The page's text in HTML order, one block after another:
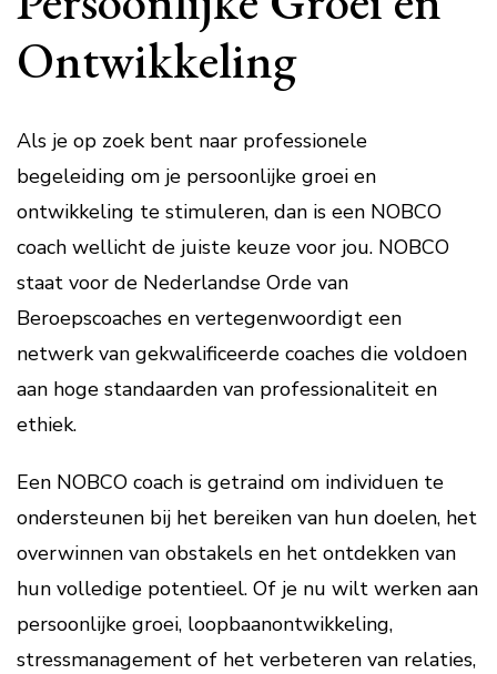
Ontwikkeling
Als je op zoek bent naar professionele
begeleiding om je persoonlijke groei en
ontwikkeling te stimuleren, dan is een NOBCO
coach wellicht de juiste keuze voor jou. NOBCO
staat voor de Nederlandse Orde van
Beroepscoaches en vertegenwoordigt een
netwerk van gekwalificeerde coaches die voldoen
aan hoge standaarden van professionaliteit en
ethiek.
Een NOBCO coach is getraind om individuen te
ondersteunen bij het bereiken van hun doelen, het
overwinnen van obstakels en het ontdekken van
hun volledige potentieel. Of je nu wilt werken aan
persoonlijke groei, loopbaanontwikkeling,
stressmanagement of het verbeteren van relaties,